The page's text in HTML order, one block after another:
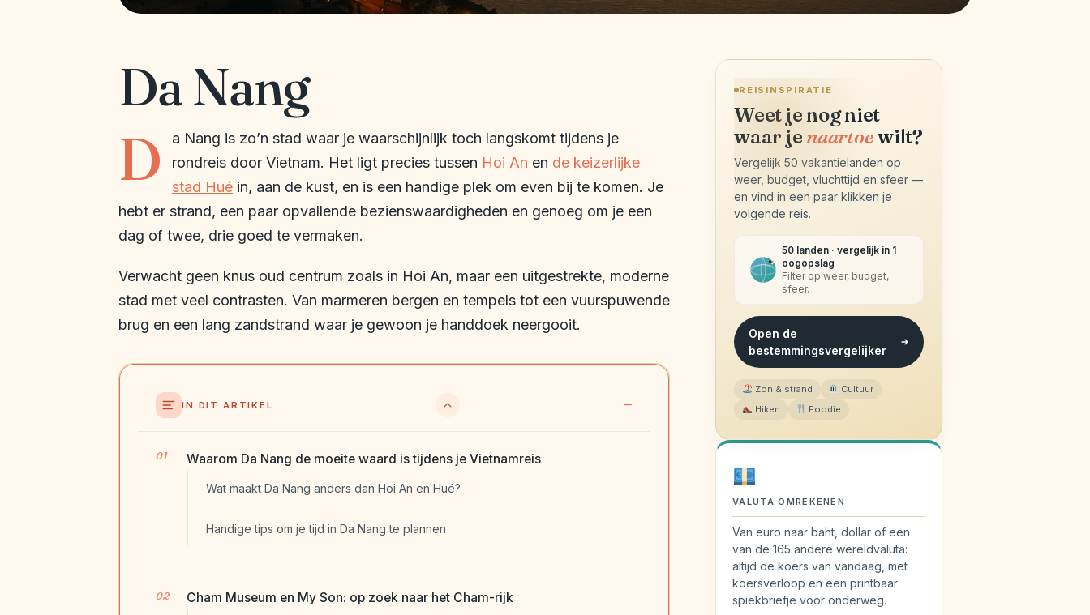
Da Nang
D
a Nang is zo’n stad waar je waarschijnlijk toch langskomt tijdens je
rondreis door Vietnam. Het ligt precies tussen Hoi An en de keizerlijke
stad Hué in, aan de kust, en is een handige plek om even bij te komen. Je
hebt er strand, een paar opvallende bezienswaardigheden en genoeg om je een
dag of twee, drie goed te vermaken.
Verwacht geen knus oud centrum zoals in Hoi An, maar een uitgestrekte, moderne
stad met veel contrasten. Van marmeren bergen en tempels tot een vuurspuwende
brug en een lang zandstrand waar je gewoon je handdoek neergooit.
IN DIT ARTIKEL
Waarom Da Nang de moeite waard is tijdens je Vietnamreis
Wat maakt Da Nang anders dan Hoi An en Hué?
Handige tips om je tijd in Da Nang te plannen
Cham Museum en My Son: op zoek naar het Cham-rijk
REISINSPIRATIE
Weet je nog niet
waar je naartoewilt?
Vergelijk 50 vakantielanden op
weer, budget, vluchttijd en sfeer —
en vind in een paar klikken je
volgende reis.
50 landen · vergelijk in 1
oogopslag
Filter op weer, budget,
sfeer.
Open de
bestemmingsvergelijker
Zon & strand
Cultuur
Hiken
Foodie
VALUTA OMREKENEN
Van euro naar baht, dollar of een
van de 165 andere wereldvaluta:
altijd de koers van vandaag, met
koersverloop en een printbaar
spiekbriefje voor onderweg.